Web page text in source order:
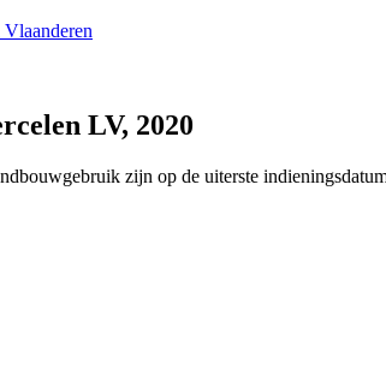
Vlaanderen
LV, 2020
zijn op de uiterste